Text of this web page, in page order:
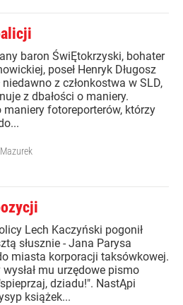
baron ŚwiĘtokrzyski, bohater
poseł Henryk Długosz
niedawno z członkostwa w SLD,
z dbałości o maniery.
maniery fotoreporterów, którzy
Lech Kaczyński pogonił
słusznie - Jana Parysa
miasta korporacji taksówkowej.
wysłał mu urzędowe pismo
dziadu!". NastĄpi
książek...